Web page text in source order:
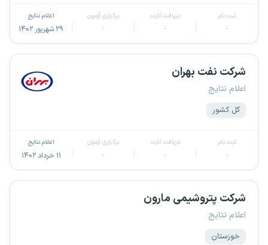
ثبت نام
-
دریافت کارت
-
برگزاری آزمون
-
اعلام نتایج
۲۹ شهریور ۱۴۰۲
شرکت نفت بهران
اعلام نتایج
کل کشور
ثبت نام
-
دریافت کارت
-
برگزاری آزمون
-
اعلام نتایج
۱۱ خرداد ۱۴۰۲
شرکت پتروشیمی مارون
اعلام نتایج
خوزستان